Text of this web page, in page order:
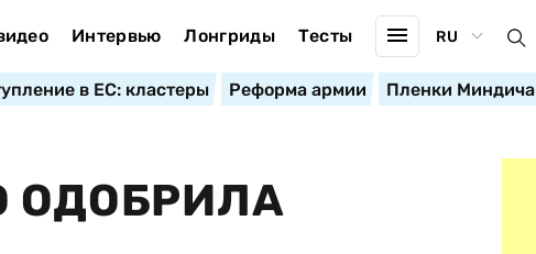
Интервью Лонгриды Тесты RU
в ЕС: кластеры Реформа армии Пленки Миндича
ОДОБРИЛА